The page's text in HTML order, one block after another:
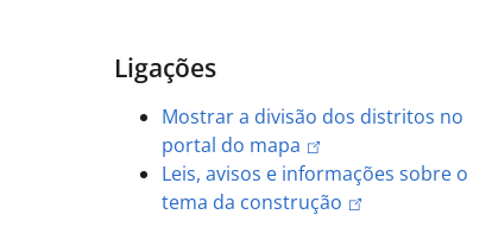
Ligações
Mostrar a divisão dos distritos no
portal do mapa
Leis, avisos e informações sobre o
tema da construção